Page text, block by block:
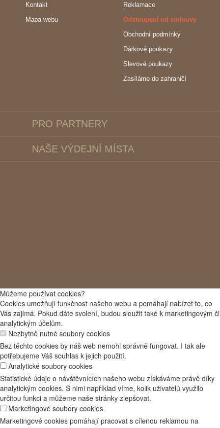
Kontakt
Mapa webu
Reklamace
Odstoupení od smlouvy
Obchodní podmínky
Dárkové poukazy
Slevové poukazy
Zasíláme do zahraničí
PRO PARTNERY
NAŠE VÝDEJNÍ MÍSTA
Můžeme používat cookies?
Cookies umožňují funkčnost našeho webu a pomáhají nabízet to, co
Vás zajímá. Pokud dáte svolení, budou sloužit také k marketingovým či
analytickým účelům.
Nezbytně nutné soubory cookies
Bez těchto cookies by náš web nemohl správně fungovat. I tak ale
potřebujeme Váš souhlas k jejich použití.
Analytické soubory cookies
Statistické údaje o návštěvnících našeho webu získáváme právě díky
analytickým cookies. S nimi například víme, kolik uživatelů využilo
určitou funkci a můžeme naše stránky zlepšovat.
Marketingové soubory cookies
Marketingové cookies pomáhají pracovat s cílenou reklamou na